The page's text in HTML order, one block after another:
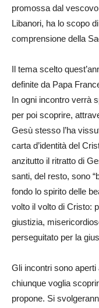
promossa dal
Libanori, ha lo scopo
comprensione della
Il tema scelto
definite da Papa
In ogni incontro verrà
per poi scoprire,
Gesù stesso l’ha
carta d’identità del
anzitutto il ritratto di
santi, del resto, sono
fondo lo spirito delle
volto il volto di Cristo:
giustizia,
perseguitato per la
Gli incontri sono
chiunque voglia
propone. Si